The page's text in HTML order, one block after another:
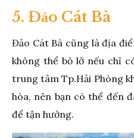
5. Đảo Cát Bà
Đảo Cát Bà cũng là địa
không thể bỏ lỡ nếu chỉ
trung tâm Tp.Hải Phòng
hòa, nên bạn có thể đến
để tận hưởng.